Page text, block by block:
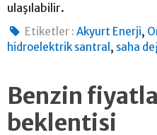
ulaşılabilir.
Etiketler : Akyurt Enerji,
hidroelektrik santral , saha
Benzin
beklentisi